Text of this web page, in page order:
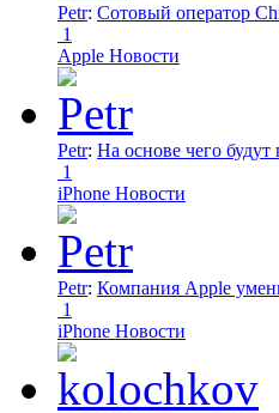
Petr: Сотовый оператор
1
Apple Новости
Petr: На основе чего будут
1
iPhone Новости
Petr: Компания Apple
1
iPhone Новости